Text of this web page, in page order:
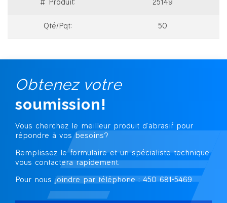
25149
50
Obtenez votre
soumission!
Vous cherchez le meilleur produit d’abrasif pour
répondre à vos besoins?
Remplissez le formulaire et un spécialiste technique
vous contactera rapidement.
Pour nous joindre par téléphone : 450 681-5469